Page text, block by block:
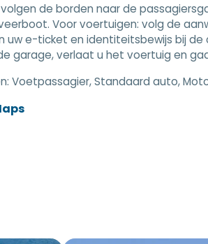
de borden naar de
Voor voertuigen: volg de
uw e-ticket en identiteitsbewijs bij
garage, verlaat u het voertuig en
Voetpassagier, Standaard auto,